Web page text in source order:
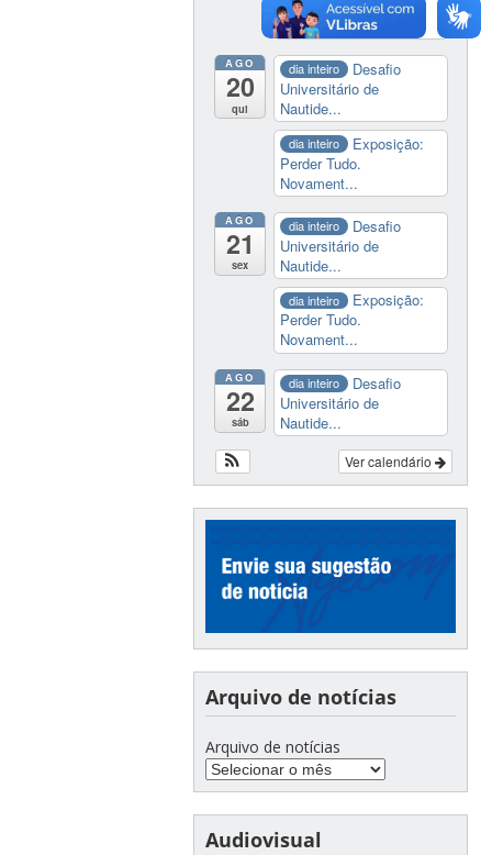
Perder Tudo.
Novament...
AGO
20
qui
dia inteiro
Desafio
Universitário de
Nautide...
dia inteiro
Exposição:
Perder Tudo.
Novament...
AGO
21
sex
dia inteiro
Desafio
Universitário de
Nautide...
dia inteiro
Exposição:
Perder Tudo.
Novament...
AGO
22
sáb
dia inteiro
Desafio
Universitário de
Nautide...
Ver calendário
Arquivo de notícias
Arquivo de notícias
Audiovisual